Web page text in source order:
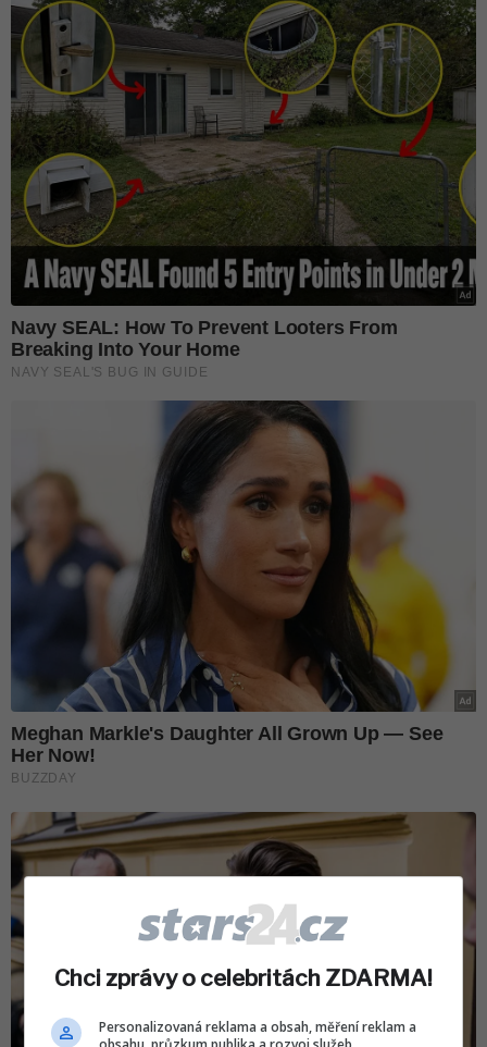
Chci zprávy o celebritách ZDARMA!
Personalizovaná reklama a obsah, měření reklam a